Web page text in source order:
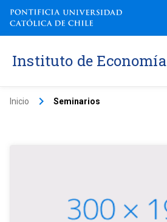
Instituto de Economía
Inicio keyboard_arrow_right Seminarios